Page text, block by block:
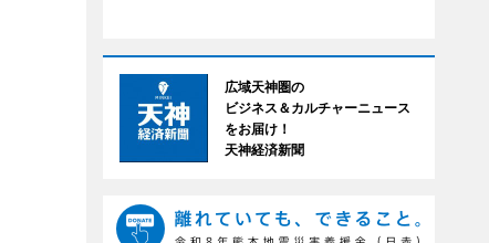
広域天神圏の
ビジネス＆カルチャーニュース
をお届け！
天神経済新聞